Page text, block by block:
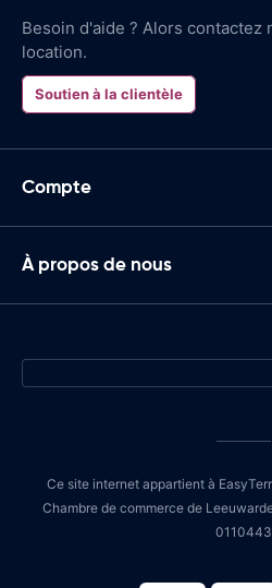
Besoin d'aide ? Alors contactez
location.
Soutien à la clientèle
Compte
À propos de nous
Ce site internet appartient à
Chambre de commerce de
0110443